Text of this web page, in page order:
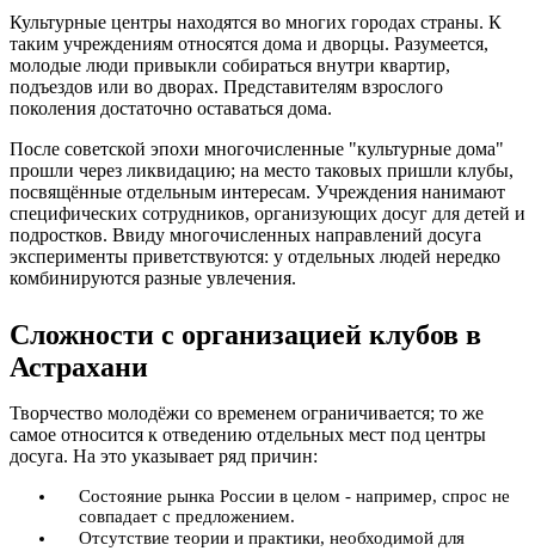
Культурные центры находятся во многих городах страны. К
таким учреждениям относятся дома и дворцы. Разумеется,
молодые люди привыкли собираться внутри квартир,
подъездов или во дворах. Представителям взрослого
поколения достаточно оставаться дома.
После советской эпохи многочисленные "культурные дома"
прошли через ликвидацию; на место таковых пришли клубы,
посвящённые отдельным интересам. Учреждения нанимают
специфических сотрудников, организующих досуг для детей и
подростков. Ввиду многочисленных направлений досуга
эксперименты приветствуются: у отдельных людей нередко
комбинируются разные увлечения.
Сложности с организацией клубов в
Астрахани
Творчество молодёжи со временем ограничивается; то же
самое относится к отведению отдельных мест под центры
досуга. На это указывает ряд причин:
Состояние рынка России в целом - например, спрос не
совпадает с предложением.
Отсутствие теории и практики, необходимой для